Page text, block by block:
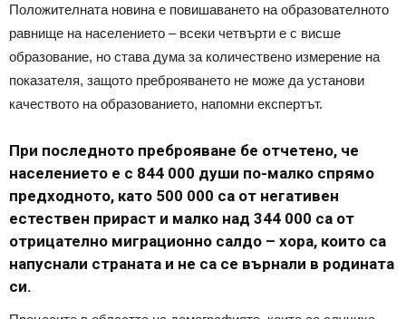
Положителната новина е повишаването на образователното
равнище на населението – всеки четвърти е с висше
образование, но става дума за количествено измерение на
показателя, защото преброяването не може да установи
качеството на образованието, напомни експертът.
При последното преброяване бе отчетено, че
населението е с 844 000 души по-малко спрямо
предходното, като 500 000 са от негативен
естествен прираст и малко над 344 000 са от
отрицателно миграционно салдо – хора, които са
напуснали страната и не са се върнали в родината
си.